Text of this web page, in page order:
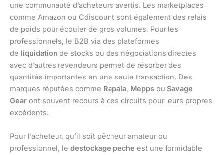
une communauté d’acheteurs avertis. Les marketplaces
comme Amazon ou Cdiscount sont également des relais
de poids pour écouler de gros volumes. Pour les
professionnels, le B2B via des plateformes
de liquidation de stocks ou des négociations directes
avec d’autres revendeurs permet de résorber des
quantités importantes en une seule transaction. Des
marques réputées comme Rapala, Mepps ou Savage
Gear ont souvent recours à ces circuits pour leurs propres
excédents.
Pour l’acheteur, qu’il soit pêcheur amateur ou
professionnel, le destockage peche est une formidable